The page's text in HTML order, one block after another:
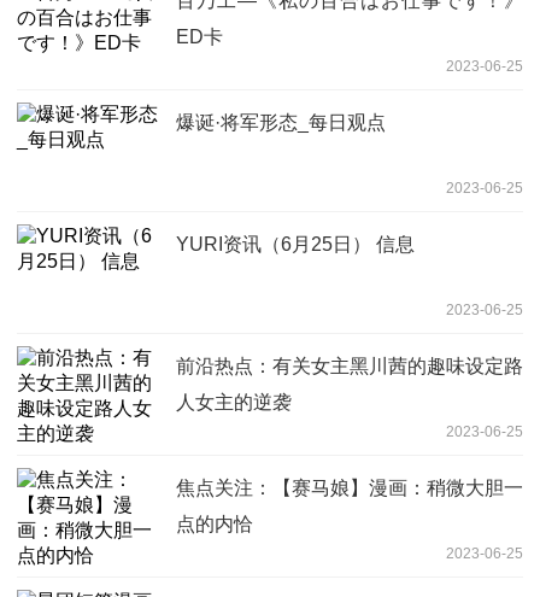
ED卡
2023-06-25
爆诞·将军形态_每日观点
2023-06-25
YURI资讯（6月25日） 信息
2023-06-25
前沿热点：有关女主黑川茜的趣味设定路
人女主的逆袭
2023-06-25
焦点关注：【赛马娘】漫画：稍微大胆一
点的内恰
2023-06-25